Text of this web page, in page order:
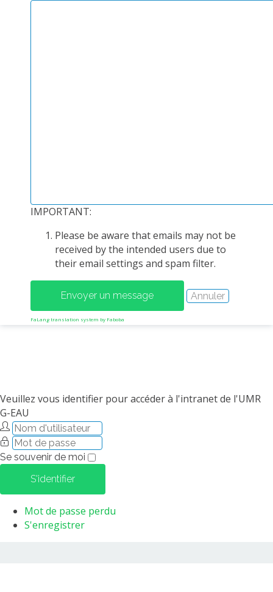
FORMATION DOCTORALE
THÈSES EN COURS
PRODUCTION
MÉTHODES ET OUTILS
PUBLICATIONS SUR HAL
NOS TRAVAUX EN VIDÉO
IMPORTANT:
Please be aware that emails may not be
received by the intended users due to
their email settings and spam filter.
FaLang translation system by Faboba
Veuillez vous identifier pour accéder à l'intranet de l'UMR
G-EAU
Se souvenir de moi
S'identifier
Mot de passe perdu
S'enregistrer